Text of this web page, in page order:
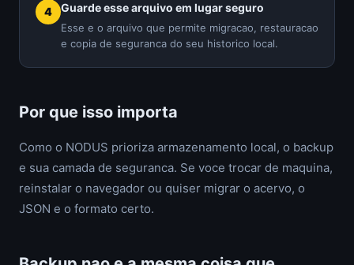
Guarde esse arquivo em lugar seguro
Esse e o arquivo que permite migracao, restauracao
e copia de seguranca do seu historico local.
Por que isso importa
Como o NODUS prioriza armazenamento local, o backup
e sua camada de seguranca. Se voce trocar de maquina,
reinstalar o navegador ou quiser migrar o acervo, o
JSON e o formato certo.